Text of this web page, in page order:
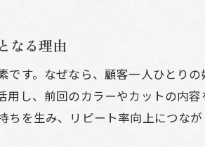
無料の美容室顧客管理アプリ活
美容室の予約・売上管理をアプ
美容室業務の自動化をアプリで
美容室顧客管理アプリの選び方
なる理由
す。なぜなら、顧客一人ひとり
し、前回のカラーやカットの内
ちを生み、リピート率向上につな